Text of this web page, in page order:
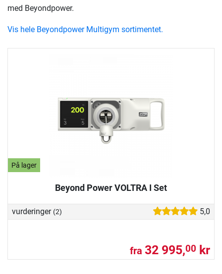
På lager
Beyond Power VOLTRA I Set
vurderinger (2) 5,0
fra 32 995,00 kr
med Beyondpower.
Vis hele Beyondpower Multigym sortimentet.